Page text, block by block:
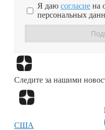
Я даю согласие на
персональных
Следите за нашими
США